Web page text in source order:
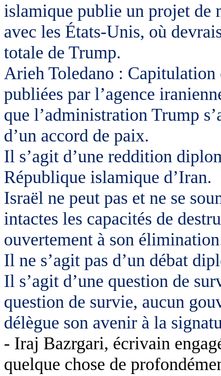
islamique publie un projet de
avec les États-Unis, où
totale de Trump.
Arieh Toledano : Capitulation
publiées par l’agence
que l’administration Trump
d’un accord de paix.
Il s’agit d’une reddition
République islamique d’Iran.
Israël ne peut pas et ne se
intactes les capacités de
ouvertement à son
Il ne s’agit pas d’un débat
Il s’agit d’une question de
question de survie, aucun
délègue son avenir à la
- Iraj Bazrgari, écrivain
quelque chose de